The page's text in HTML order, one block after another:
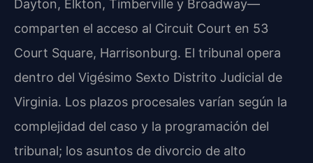
Dayton, Elkton, Timberville y Broadway—
comparten el acceso al Circuit Court en 53
Court Square, Harrisonburg. El tribunal opera
dentro del Vigésimo Sexto Distrito Judicial de
Virginia. Los plazos procesales varían según la
complejidad del caso y la programación del
tribunal; los asuntos de divorcio de alto